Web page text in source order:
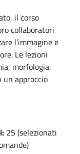
il corso
collaboratori
l’immagine e
Le lezioni
morfologia,
approccio
25 (selezionati